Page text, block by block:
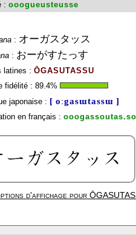
: ooogueusteusse
: オーガスタッス
: おーがすたっす
latines : ŌGASUTASSU
fidélité : 89.4%
japonaise : [ oːgasɯtassɯ ]
en français :
d'affichage pour